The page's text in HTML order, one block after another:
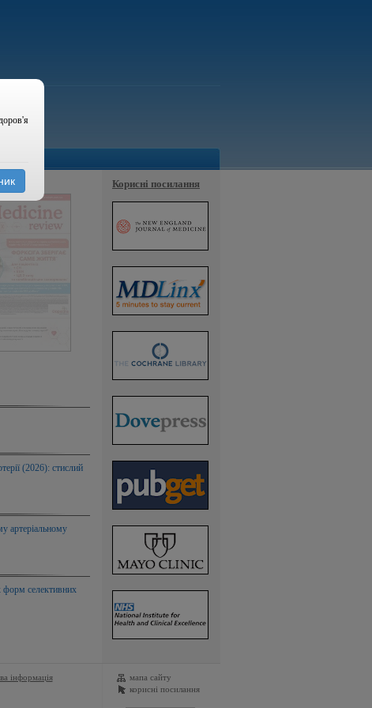
(2026): стислий
артеріальному
форм селективних
Корисні посилання
інформація
мапа сайту
корисні посилання